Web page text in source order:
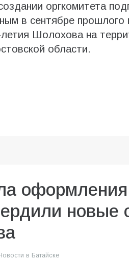
оргкомитета
в сентябре прошлого
Шолохова на
области.
оформления
новые
в Батайске